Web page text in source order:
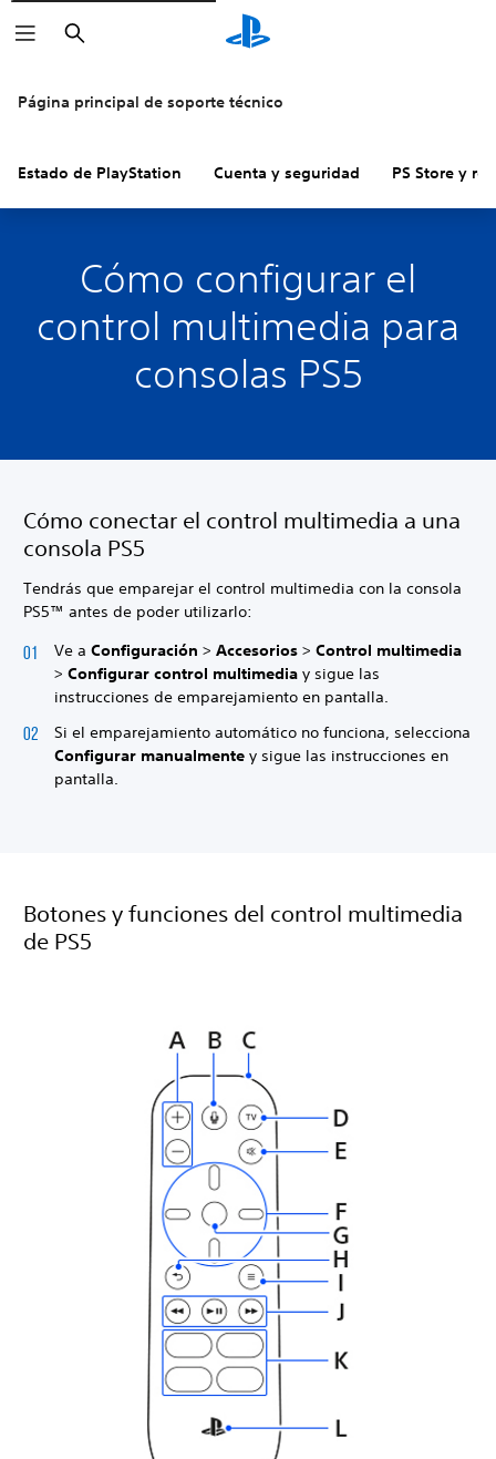
Buscar
Página principal de soporte técnico
Estado de PlayStation Cuenta y seguridad PS Store y
Cómo configurar el
control multimedia para
consolas PS5
Cómo conectar el control multimedia a una
consola PS5
Tendrás que emparejar el control multimedia con la consola
PS5™ antes de poder utilizarlo:
Ve a Configuración > Accesorios > Control multimedia
> Configurar control multimedia y sigue las
instrucciones de emparejamiento en pantalla.
Si el emparejamiento automático no funciona, selecciona
Configurar manualmente y sigue las instrucciones en
pantalla.
Botones y funciones del control multimedia
de PS5